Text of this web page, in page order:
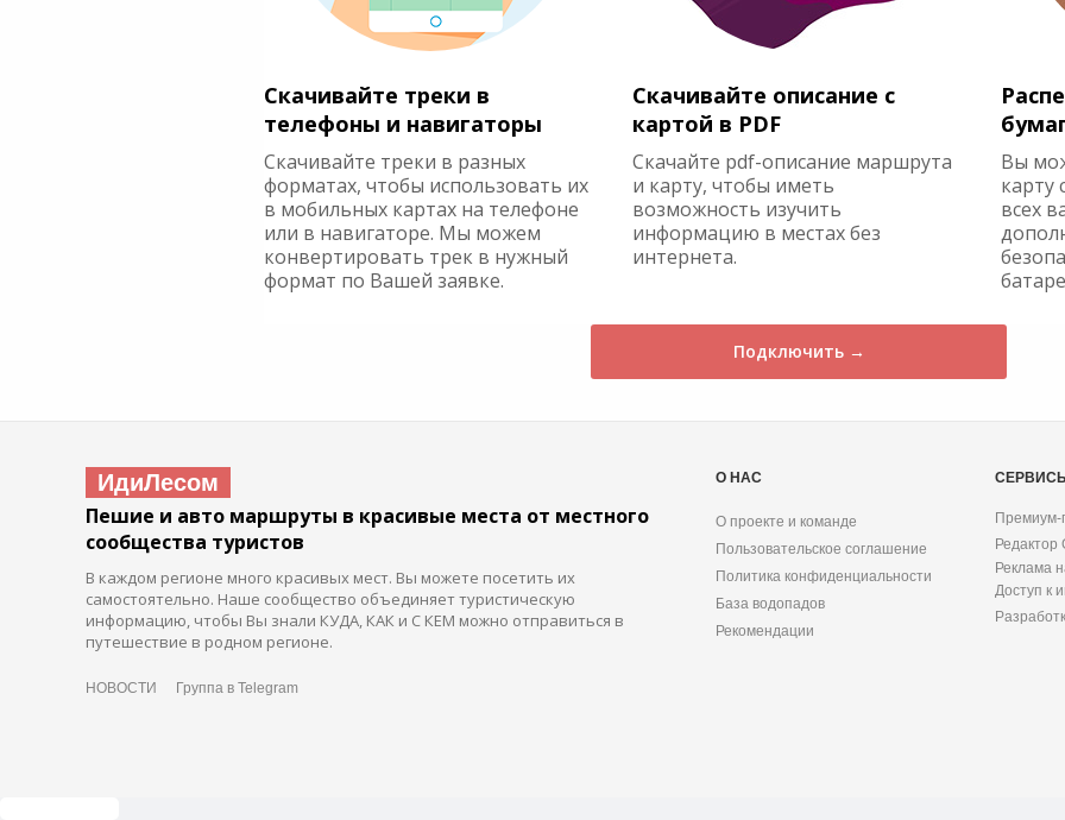
Скачивайте треки в
телефоны и навигаторы
Скачивайте треки в разных
форматах, чтобы использовать их
в мобильных картах на телефоне
или в навигаторе. Мы можем
конвертировать трек в нужный
формат по Вашей заявке.
Скачивайте описание с
картой в PDF
Скачайте pdf-описание маршрута
и карту, чтобы иметь
возможность изучить
информацию в местах без
интернета.
Вы
карту
всех
Подключить →
ИдиЛесом
Пешие и авто маршруты в красивые места от местного
сообщества туристов
В каждом регионе много красивых мест. Вы можете посетить их
самостоятельно. Наше сообщество объединяет туристическую
информацию, чтобы Вы знали КУДА, КАК и С КЕМ можно отправиться в
путешествие в родном регионе.
НОВОСТИ Группа в Telegram
О НАС
О проекте и команде
Пользовательское соглашение
Политика конфиденциальности
База водопадов
Рекомендации
Премиум-
Редактор
Реклама
Доступ к